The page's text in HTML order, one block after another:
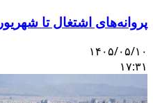
پروانه‌های اشتغال تا شهریور ۱۴۰۵ خودکار تمدید شد
۱۴۰۵/۰۵/۱۰
۱۷:۳۱